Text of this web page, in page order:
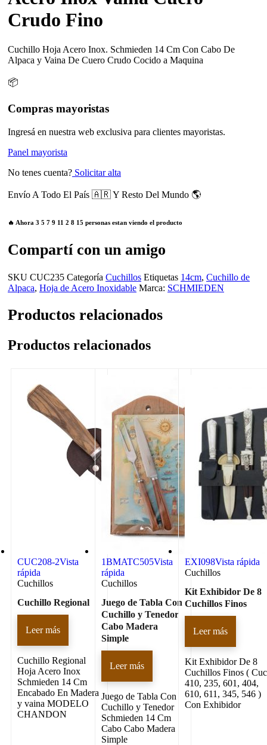
Crudo Fino
Cuchillo Hoja Acero Inox. Schmieden 14 Cm Con Cabo De
Alpaca y Vaina De Cuero Crudo Cocido a Maquina
📦
Compras mayoristas
Ingresá en nuestra web exclusiva para clientes mayoristas.
Panel mayorista
No tenes cuenta? Solicitar alta
Envío A Todo El País 🇦🇷 Y Resto Del Mundo 🌎
🔥 Ahora 3 5 7 9 11 2 8 15 personas estan viendo el producto
Compartí con un amigo
SKU CUC235 Categoría Cuchillos Etiquetas 14cm, Cuchillo de
Alpaca, Hoja de Acero Inoxidable Marca: SCHMIEDEN
Productos relacionados
Productos relacionados
CUC208-2Vista
rápida
Cuchillos
Cuchillo Regional
Leer más
Cuchillo Regional
Hoja Acero Inox
Schmieden 14 Cm
Encabado En Madera
y vaina MODELO
CHANDON
1BMATC505Vista
rápida
Cuchillos
Juego de Tabla Con
Cuchillo y Tenedor
Cabo Madera
Simple
Leer más
Juego de Tabla Con
Cuchillo y Tenedor
Schmieden 14 Cm
Cabo Cabo Madera
Simple
EXI098Vista rápida
Cuchillos
Kit Exhibidor De 8
Cuchillos Finos
Leer más
Kit Exhibidor De 8
Cuchillos Finos ( Cuc
410, 235, 601, 404,
610, 611, 345, 546 )
Con Exhibidor